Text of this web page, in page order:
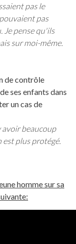
pas le
pas
Je pense qu'ils
sur moi-même.
de contrôle
ses enfants dans
un cas de
avoir beaucoup
est plus protégé.
homme sur sa